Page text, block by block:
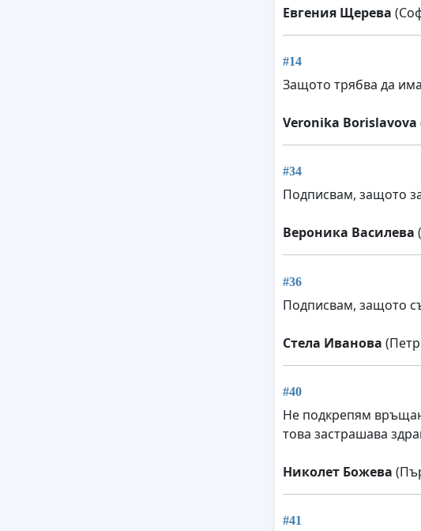
Евгения Щерева
#14
Защото трябва да
Veronika Borislavova
#34
Подписвам, защото
Вероника Василева
#36
Подписвам, защото
Стела Иванова
#40
Не подкрепям
това застрашава
Николет Божева
#41